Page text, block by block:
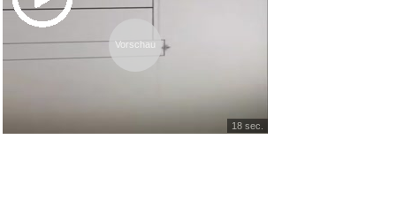
Luftballons Super Bros Geburts...
Vorschau
18 sec.